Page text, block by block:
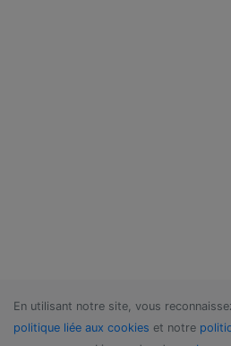
En utilisant notre site, vous
politique liée aux cookies et notre